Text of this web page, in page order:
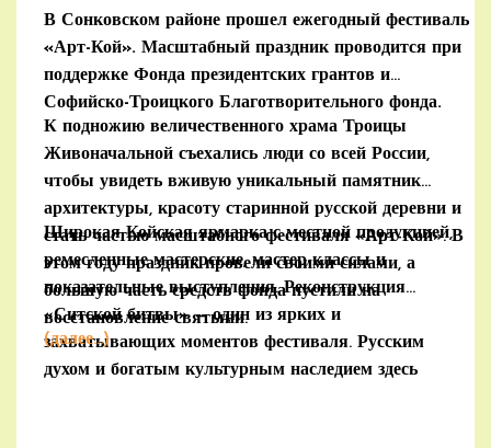
В Сонковском районе прошел ежегодный фестиваль
«Арт-Кой». Масштабный праздник проводится при
поддержке Фонда президентских грантов и
Софийско-Троицкого Благотворительного фонда.
К подножию величественного храма Троицы
Живоначальной съехались люди со всей России,
чтобы увидеть вживую уникальный памятник
архитектуры, красоту старинной русской деревни и
стать частью масштабного фестиваля «Арт-Кой». В
этом году праздник провели своими силами, а
большую часть средств фонда пустили на
восстановление святыни.
Широкая Койская ярмарка с местной продукцией,
ремесленные мастерские, мастер-классы и
показательные выступления. Реконструкция
«Ситской битвы» — один из ярких и
захватывающих моментов фестиваля. Русским
духом и богатым культурным наследием здесь
(далее…)